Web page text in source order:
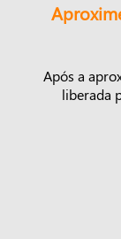
Após a
liberada